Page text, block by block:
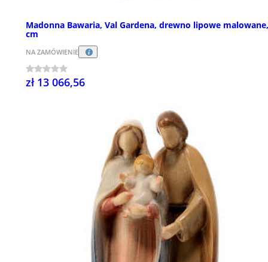
Madonna Bawaria, Val Gardena, drewno lipowe
cm
NA ZAMÓWIENIE
zł 13 066,56